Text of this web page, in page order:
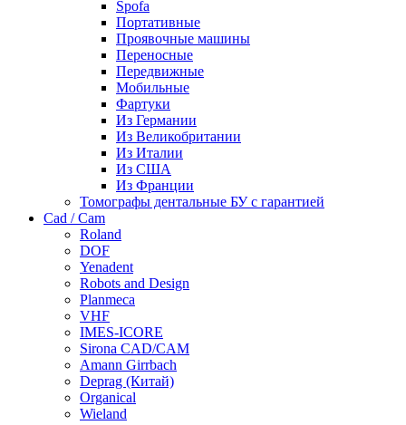
Spofa
Портативные
Проявочные машины
Переносные
Передвижные
Мобильные
Фартуки
Из Германии
Из Великобритании
Из Италии
Из США
Из Франции
Томографы дентальные БУ с гарантией
Cad / Cam
Roland
DOF
Yenadent
Robots and Design
Planmeca
VHF
IMES-ICORE
Sirona CAD/CAM
Amann Girrbach
Deprag (Китай)
Organical
Wieland